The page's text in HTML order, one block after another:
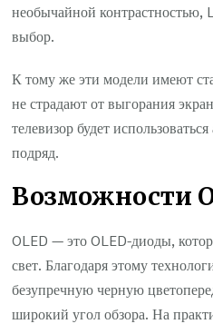
необычайной контрастностью,
выбор.
К тому же эти модели имеют
не страдают от выгорания
телевизор будет
подряд.
Возможности
OLED — это OLED-диоды,
свет. Благодаря этому
безупречную черную
широкий угол обзора. На